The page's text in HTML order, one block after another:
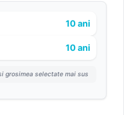
10 ani
10 ani
grosimea selectate mai sus